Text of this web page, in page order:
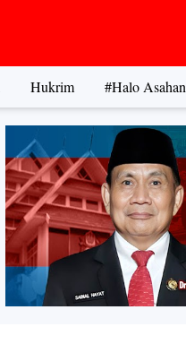
Hukrim #Halo Asahan